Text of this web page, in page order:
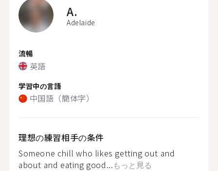
A.
Adelaide
流暢
英語
学習中の言語
中国語（簡体字）
理想の練習相手の条件
Someone chill who likes getting out and
about and eating good...もっと見る